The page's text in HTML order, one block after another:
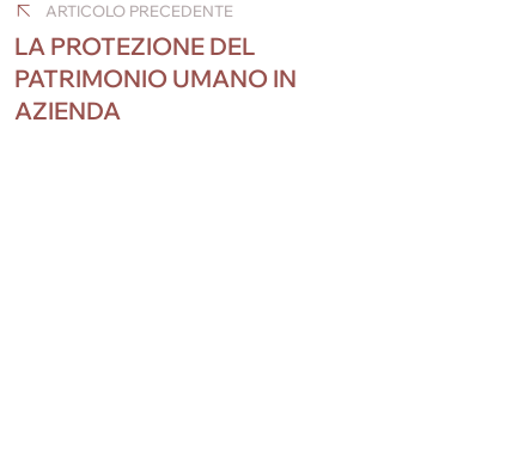
b
o
o
dI
n
n
g
articoli
ARTICOLO PRECEDENTE
LA PROTEZIONE DEL
PATRIMONIO UMANO IN
AZIENDA